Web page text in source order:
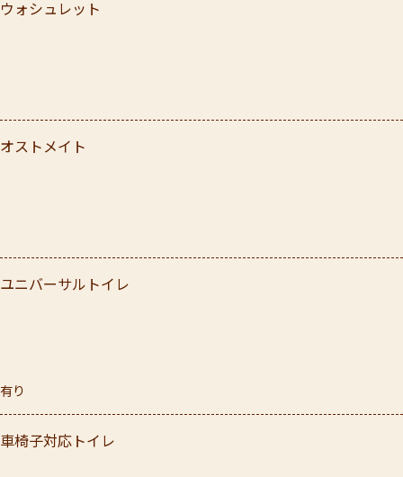
ウォシュレット
オストメイト
ユニバーサルトイレ
有り
車椅子対応トイレ